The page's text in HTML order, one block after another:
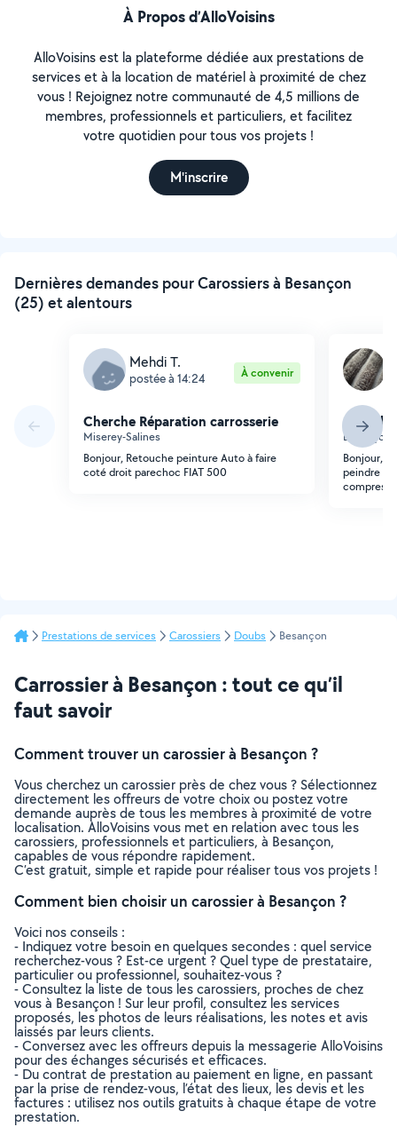
À Propos d’AlloVoisins
AlloVoisins est la plateforme dédiée aux prestations de
services et à la location de matériel à proximité de chez
vous ! Rejoignez notre communauté de 4,5 millions de
membres, professionnels et particuliers, et facilitez
votre quotidien pour tous vos projets !
M'inscrire
Dernières demandes pour Carossiers à Besançon
(25) et alentours
Mehdi T.
postée à 14:24 À convenir
Cherche Réparation carrosserie
Miserey-Salines
Bonjour, Retouche peinture Auto à faire
coté droit parechoc FIAT 500
Besançon
Bonjour,
peindre
Prestations de services Carossiers Doubs Besançon
Carrossier à Besançon : tout ce qu’il
faut savoir
Comment trouver un carossier à Besançon ?
Vous cherchez un carossier près de chez vous ? Sélectionnez
directement les offreurs de votre choix ou postez votre
demande auprès de tous les membres à proximité de votre
localisation. AlloVoisins vous met en relation avec tous les
carossiers, professionnels et particuliers, à Besançon,
capables de vous répondre rapidement.
C’est gratuit, simple et rapide pour réaliser tous vos projets !
Comment bien choisir un carossier à Besançon ?
Voici nos conseils :
- Indiquez votre besoin en quelques secondes : quel service
recherchez-vous ? Est-ce urgent ? Quel type de prestataire,
particulier ou professionnel, souhaitez-vous ?
- Consultez la liste de tous les carossiers, proches de chez
vous à Besançon ! Sur leur profil, consultez les services
proposés, les photos de leurs réalisations, les notes et avis
laissés par leurs clients.
- Conversez avec les offreurs depuis la messagerie AlloVoisins
pour des échanges sécurisés et efficaces.
- Du contrat de prestation au paiement en ligne, en passant
par la prise de rendez-vous, l’état des lieux, les devis et les
factures : utilisez nos outils gratuits à chaque étape de votre
prestation.